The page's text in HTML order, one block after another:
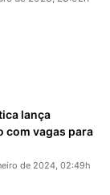
lança
com vagas para
de 2024, 02:49h